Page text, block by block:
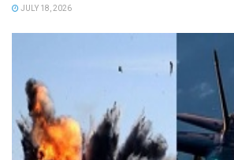
JULY 18, 2026